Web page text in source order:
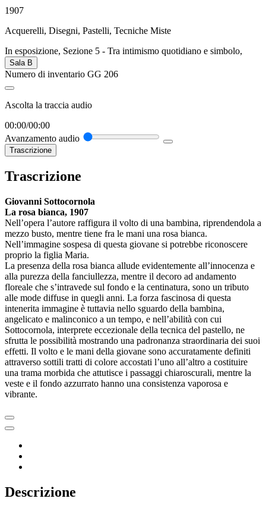
1907
Acquerelli, Disegni, Pastelli, Tecniche Miste
In esposizione, Sezione 5 - Tra intimismo quotidiano e simbolo,
Sala B
Numero di inventario GG 206
Ascolta la traccia audio
00:00/00:00
Avanzamento audio
Trascrizione
Trascrizione
Giovanni Sottocornola
La rosa bianca, 1907
Nell’opera l’autore raffigura il volto di una bambina, riprendendola a
mezzo busto, mentre tiene fra le mani una rosa bianca.
Nell’immagine sospesa di questa giovane si potrebbe riconoscere
proprio la figlia Maria.
La presenza della rosa bianca allude evidentemente all’innocenza e
alla purezza della fanciullezza, mentre il decoro ad andamento
floreale che s’intravede sul fondo e la centinatura, sono un tributo
alle mode diffuse in quegli anni. La forza fascinosa di questa
intenerita immagine è tuttavia nello sguardo della bambina,
angelicato e malinconico a un tempo, e nell’abilità con cui
Sottocornola, interprete eccezionale della tecnica del pastello, ne
sfrutta le possibilità mostrando una padronanza straordinaria dei suoi
effetti. Il volto e le mani della giovane sono accuratamente definiti
attraverso sottili tratti di colore accostati l’uno all’altro a costituire
una trama morbida che attutisce i passaggi chiaroscurali, mentre la
veste e il fondo azzurrato hanno una consistenza vaporosa e
vibrante.
Descrizione